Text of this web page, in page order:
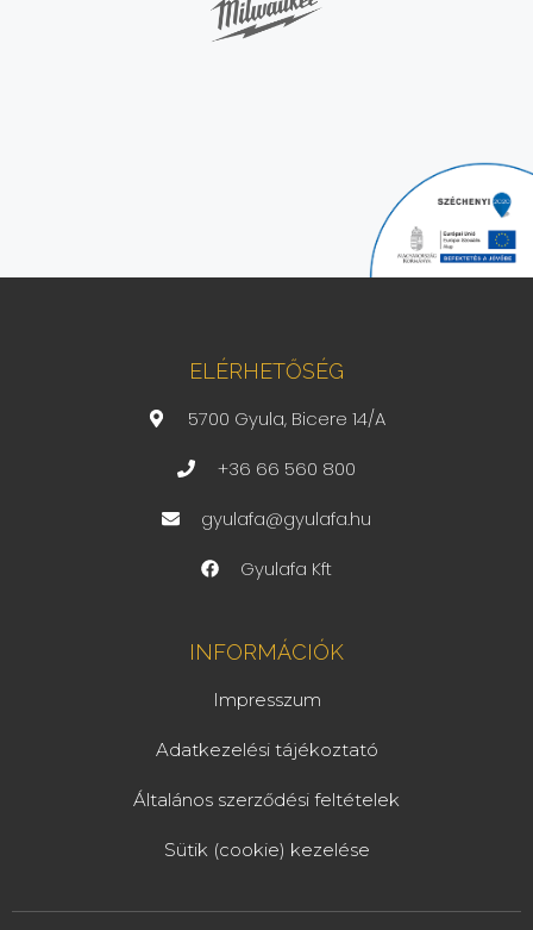
ELÉRHETŐSÉG
5700 Gyula, Bicere 14/A
+36 66 560 800
gyulafa@gyulafa.hu
Gyulafa Kft
INFORMÁCIÓK
Impresszum
Adatkezelési tájékoztató
Általános szerződési feltételek
Sütik (cookie) kezelése